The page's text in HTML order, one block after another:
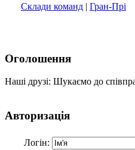
Склади команд | Гран-Прі
Оголошення
Наші друзі: Шукаємо до
Авторизація
Логін: